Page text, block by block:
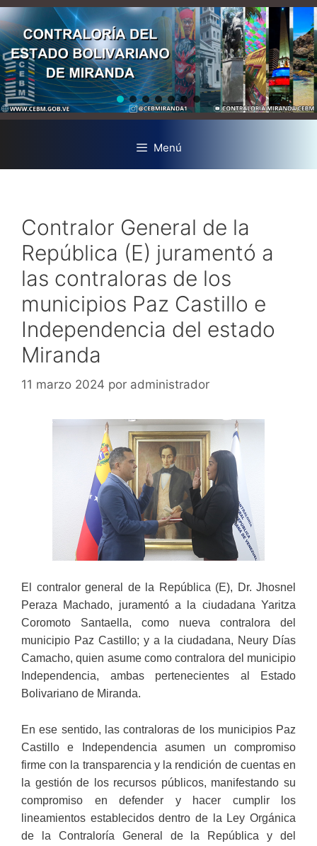
Menú
Contralor General de la
República (E) juramentó a
las contraloras de los
municipios Paz Castillo e
Independencia del estado
Miranda
11 marzo 2024 por administrador
El contralor general de la República (E), Dr. Jhosnel
Peraza Machado, juramentó a la ciudadana Yaritza
Coromoto Santaella, como nueva contralora del
municipio Paz Castillo; y a la ciudadana, Neury Días
Camacho, quien asume como contralora del municipio
Independencia, ambas pertenecientes al Estado
Bolivariano de Miranda.
En ese sentido, las contraloras de los municipios Paz
Castillo e Independencia asumen un compromiso
firme con la transparencia y la rendición de cuentas en
la gestión de los recursos públicos, manifestando su
compromiso en defender y hacer cumplir los
lineamientos establecidos dentro de la Ley Orgánica
de la Contraloría General de la República y del